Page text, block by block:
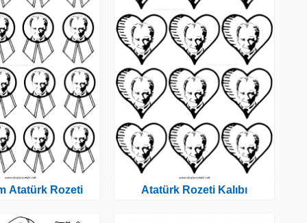
Atatürk Rozeti Atatürk Rozeti Kalıbı